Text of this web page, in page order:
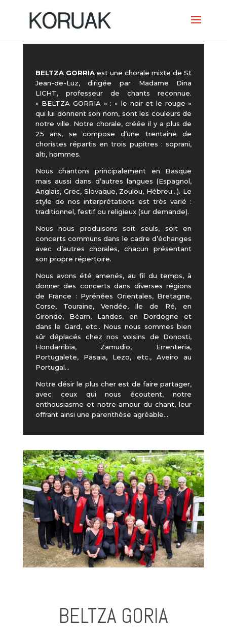
BELTZA GORRIAest une chorale mixte de St
Jean-de-Luz, dirigée par Madame Dina
LICHT, professeur de chants reconnue.
« BELTZA GORRIA » : « le noir et le rouge »
qui lui donnent son nom, sont les couleurs de
notre ville. Notre chorale, créée il y a plus de
25 ans, se compose d’une trentaine de
choristes répartis en trois pupitres : soprani,
alti, hommes.
Nous chantons principalement en Basque
mais aussi dans d’autres langues (Espagnol,
Anglais, Grec, Slovaque, Zoulou, Hébreu…). Le
style de nos interprétations est très varié :
traditionnel, festif ou religieux (sur demande).
Nous nous produisons soit seuls, soit en
concerts communs dans le cadre d’échanges
avec d’autres chorales, chacun présentant
son propre répertoire.
Nous avons été amenés, au fil du temps, à
donner des concerts dans diverses régions
de France : Pyrénées Orientales, Bretagne,
Corse, Touraine, Vendée, Ile de Ré, en
Gironde, Béarn, Landes, en Dordogne et
dans le Gard, etc.. Nous nous sommes bien
sûr déplacés chez nos voisins de Donosti,
Hondarribia, Zamudio, Errenteria,
Portugalete, Pasaia, Lezo, etc., Aveiro au
Portugal…
Notre désir le plus cher est de faire partager,
avec ceux qui nous écoutent, notre
enthousiasme et notre amour du chant, leur
offrant ainsi une parenthèse agréable…
BELTZA GORIA